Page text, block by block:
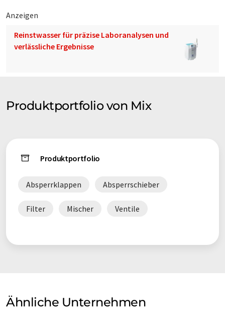
Anzeigen
Reinstwasser für präzise Laboranalysen und
verlässliche Ergebnisse
Produktportfolio von Mix
Produktportfolio
Absperrklappen Absperrschieber
Filter Mischer Ventile
Ähnliche Unternehmen